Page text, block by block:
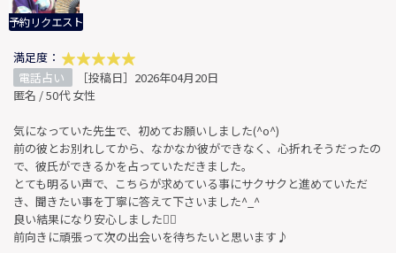
予約リクエスト
満足度：
電話占い
［投稿日］2026年04月20日
匿名 / 50代 女性
気になっていた先生で、初めてお願いしました(^o^)
前の彼とお別れしてから、なかなか彼ができなく、心折れそうだったの
で、彼氏ができるかを占っていただきました。
とても明るい声で、こちらが求めている事にサクサクと進めていただ
き、聞きたい事を丁寧に答えて下さいました^_^
良い結果になり安心しました😮‍💨
前向きに頑張って次の出会いを待ちたいと思います♪